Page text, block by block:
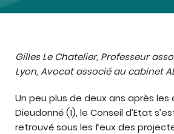
Gilles Le Chatelier, Professeur
Lyon, Avocat associé au cabinet
Un peu plus de deux ans après
Dieudonné (1), le Conseil d’Etat
retrouvé sous les feux des